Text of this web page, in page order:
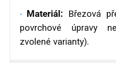
Materiál: Březová
povrchové úpravy
zvolené varianty).